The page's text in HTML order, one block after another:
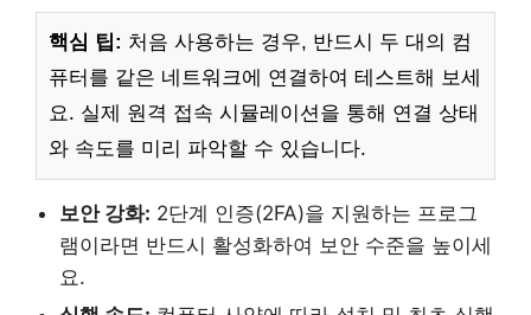
핵심 팁: 처음 사용하는 경우, 반드시 두 대의 컴
퓨터를 같은 네트워크에 연결하여 테스트해 보세
요. 실제 원격 접속 시뮬레이션을 통해 연결 상태
와 속도를 미리 파악할 수 있습니다.
보안 강화: 2단계 인증(2FA)을 지원하는 프로그
램이라면 반드시 활성화하여 보안 수준을 높이세
요.